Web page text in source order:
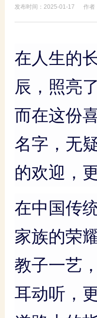
发布时间：2025-01-17 作者
在人生的
辰，照亮
而在这份
名字，无
的欢迎，
在中国传
家族的荣
教子一艺
耳动听，